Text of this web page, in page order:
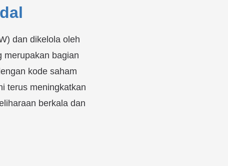
dan dikelola oleh
merupakan bagian
kode saham
terus meningkatkan
berkala dan